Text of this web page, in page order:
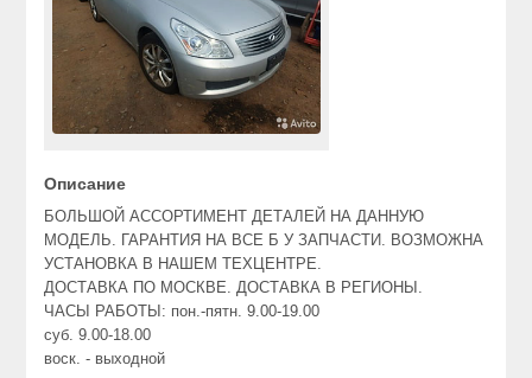
Описание
БОЛЬШОЙ АССОРТИМЕНТ ДЕТАЛЕЙ НА ДАННУЮ
МОДЕЛЬ. ГАРАНТИЯ НА ВСЕ Б У ЗАПЧАСТИ. ВОЗМОЖНА
УСТАНОВКА В НАШЕМ ТЕХЦЕНТРЕ.
ДОСТАВКА ПО МОСКВЕ. ДОСТАВКА В РЕГИОНЫ.
ЧАСЫ РАБОТЫ: пон.-пятн. 9.00-19.00
суб. 9.00-18.00
воск. - выходной